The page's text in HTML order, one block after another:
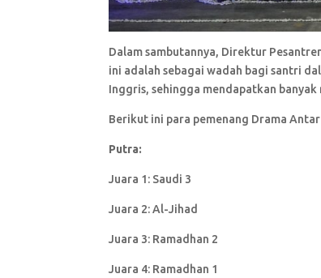
Dalam sambutannya, Direktur
ini adalah sebagai wadah bagi santri
Inggris, sehingga mendapatkan
Berikut ini para pemenang Drama Antar
Putra:
Juara 1: Saudi 3
Juara 2: Al-Jihad
Juara 3: Ramadhan 2
Juara 4: Ramadhan 1